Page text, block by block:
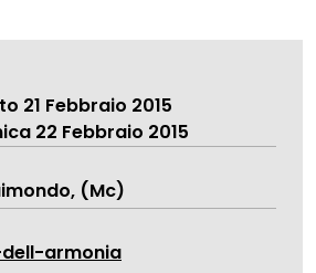
21 Febbraio 2015
22 Febbraio 2015
(Mc)
armonia